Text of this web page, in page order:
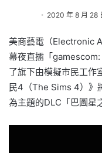
2020 年 8 月 28
美商藝電（Electronic
幕夜直擂「
了旗下由模擬市民工
民4（The Sims 4）》
為主題的DLC「巴圖星